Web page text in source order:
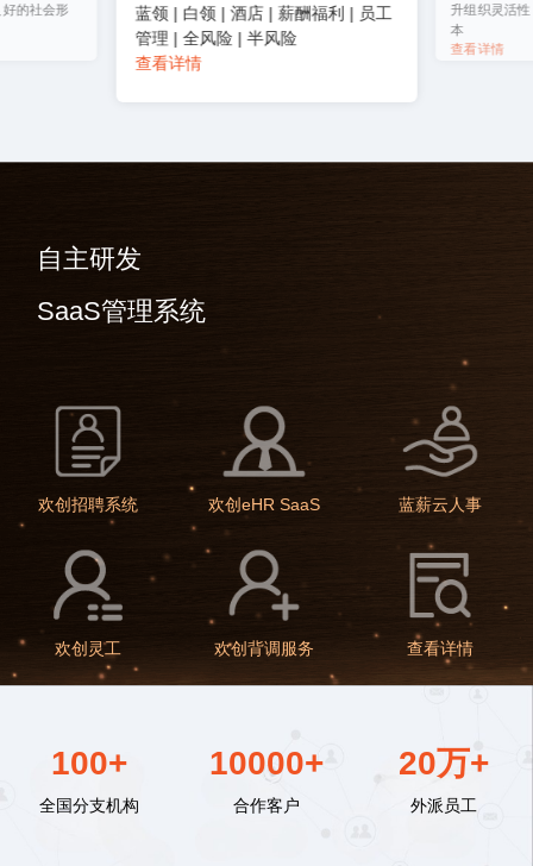
的社会形
蓝领 | 白领 | 酒店 | 薪酬福利 | 员工
管理 | 全风险 | 半风险
查看详情
升组织灵活
本
查看详情
自主研发
SaaS管理系统
欢创招聘系统 欢创eHR SaaS 蓝薪云人事
欢创灵工 欢创背调服务 查看详情
100+
全国分支机构
10000+
合作客户
20万+
外派员工